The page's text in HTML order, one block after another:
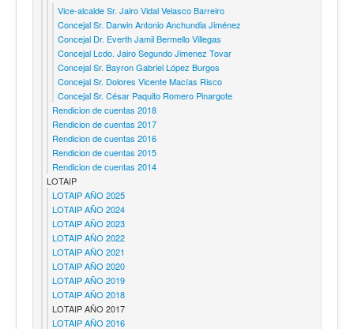
Vice-alcalde Sr. Jairo Vidal Velasco Barreiro
Concejal Sr. Darwin Antonio Anchundia Jiménez
Concejal Dr. Everth Jamil Bermello Villegas
Concejal Lcdo. Jairo Segundo Jimenez Tovar
Concejal Sr. Bayron Gabriel López Burgos
Concejal Sr. Dolores Vicente Macías Risco
Concejal Sr. César Paquito Romero Pinargote
Rendicion de cuentas 2018
Rendicion de cuentas 2017
Rendicion de cuentas 2016
Rendicion de cuentas 2015
Rendicion de cuentas 2014
LOTAIP
LOTAIP AÑO 2025
LOTAIP AÑO 2024
LOTAIP AÑO 2023
LOTAIP AÑO 2022
LOTAIP AÑO 2021
LOTAIP AÑO 2020
LOTAIP AÑO 2019
LOTAIP AÑO 2018
LOTAIP AÑO 2017
LOTAIP AÑO 2016